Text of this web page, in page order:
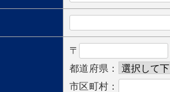
〒
都道府県：
市区町村：